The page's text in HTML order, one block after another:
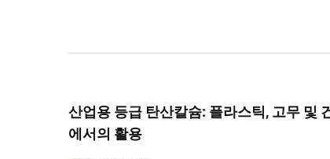
산업용 등급 탄산칼슘: 플라스틱, 고무 및
에서의 활용